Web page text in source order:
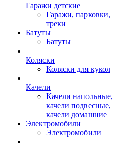
Гаражи детские
Гаражи, парковки,
треки
Батуты
Батуты
Коляски
Коляски для кукол
Качели
Качели напольные,
качели подвесные,
качели домашние
Электромобили
Электромобили